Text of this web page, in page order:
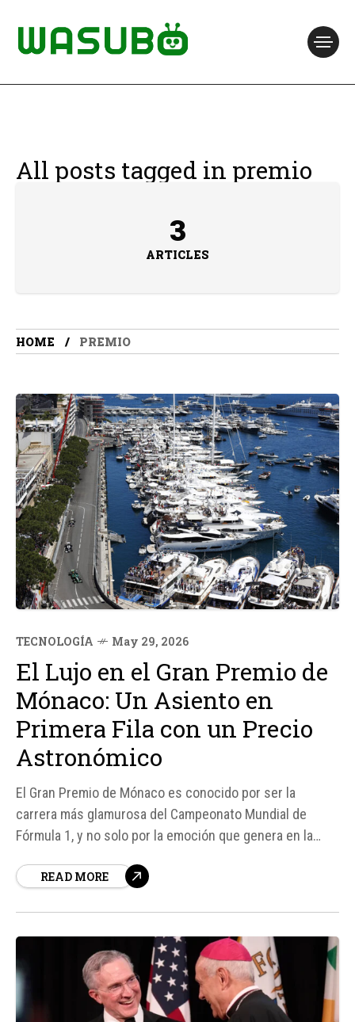
All posts tagged in premio
3
ARTICLES
HOME PREMIO
TECNOLOGÍA May 29, 2026
El Lujo en el Gran Premio de
Mónaco: Un Asiento en
Primera Fila con un Precio
Astronómico
El Gran Premio de Mónaco es conocido por ser la
carrera más glamurosa del Campeonato Mundial de
Fórmula 1, y no solo por la emoción que genera en la
puertos más exclusivos del mundo, convierte a este
READ MORE